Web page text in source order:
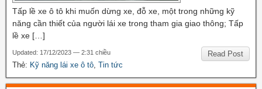
Tấp lề xe ô tô khi muốn dừng xe, đỗ xe, một trong những kỹ
năng cần thiết của người lái xe trong tham gia giao thông; Tấp
lề xe […]
Read Post
Updated: 17/12/2023 — 2:31 chiều
Thẻ: Kỹ năng lái xe ô tô Tin tức